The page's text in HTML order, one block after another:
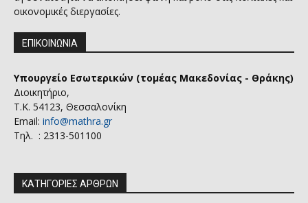
οικονομικές διεργασίες.
ΕΠΙΚΟΙΝΩΝΙΑ
Υπουργείο Εσωτερικών (τομέας Μακεδονίας - Θράκης)
Διοικητήριο,
Τ.Κ. 54123, Θεσσαλονίκη
Email: info@mathra.gr
Τηλ. : 2313-501100
ΚΑΤΗΓΟΡΙΕΣ ΑΡΘΡΩΝ